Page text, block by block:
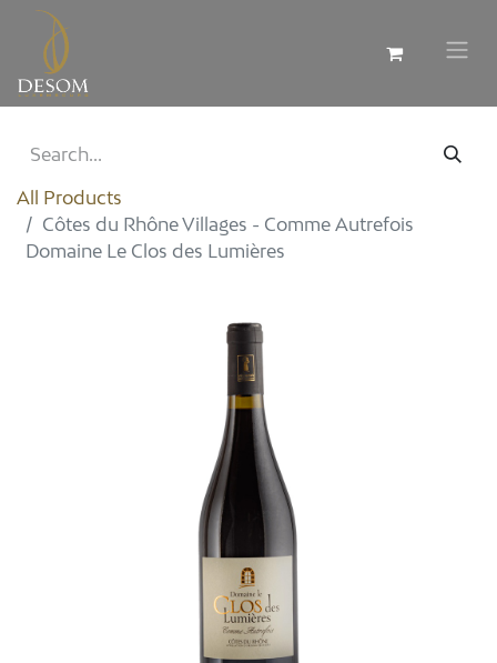
All Products
Côtes du Rhône Villages - Comme Autrefois
Domaine Le Clos des Lumières